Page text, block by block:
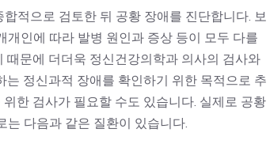
적으로 검토한 뒤 공황 장애를 진단합니다. 보
인에 따라 발병 원인과 증상 등이 모두 다를
문에 더더욱 정신건강의학과 의사의 검사와
정신과적 장애를 확인하기 위한 목적으로 추
한 검사가 필요할 수도 있습니다. 실제로 공황
다음과 같은 질환이 있습니다.